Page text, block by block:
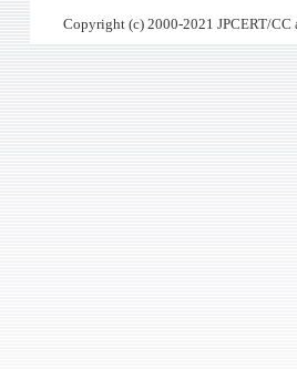
Copyright (c) 2000-2021 JPCERT/CC